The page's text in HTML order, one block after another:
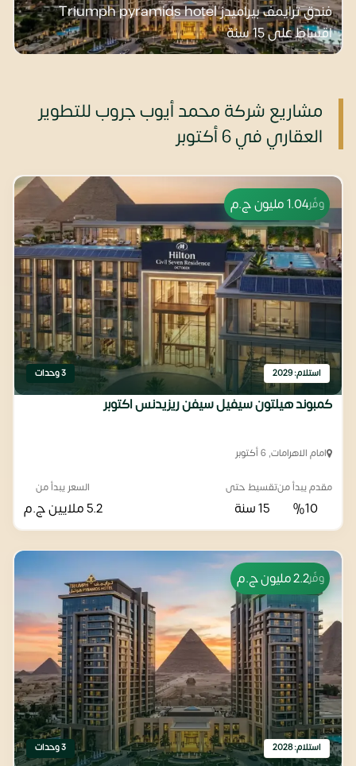
فندق ترايمف بيراميدز Triumph pyramids hotel
اقساط على 15 سنة
مشاريع شركة محمد أيوب جروب للتطوير
العقاري في 6 أكتوبر
وفّر1.04 مليون ج.م
استلام: 2029 3 وحدات
كمبوند هيلتون سيفيل سيفن ريزيدنس اكتوبر
امام الاهرامات, 6 أكتوبر
مقدم يبدأ من
%10
تقسيط حتى
15 سنة
السعر يبدأ من
5.2 ملايين ج.م
وفّر2.2 مليون ج.م
استلام: 2028 3 وحدات